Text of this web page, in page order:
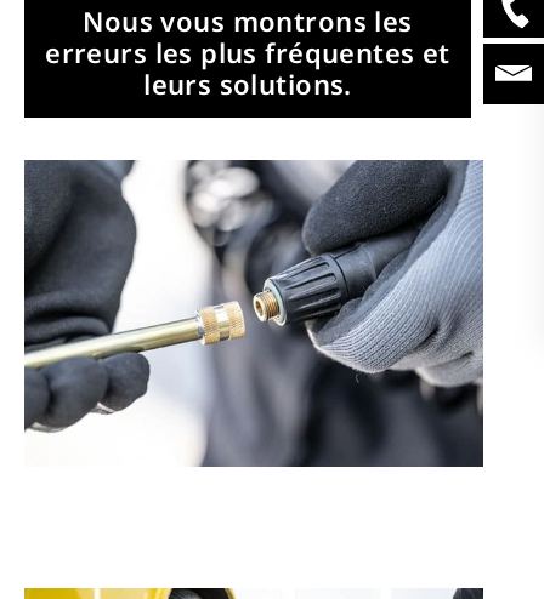
Nous vous montrons les
erreurs les plus fréquentes et
leurs solutions.